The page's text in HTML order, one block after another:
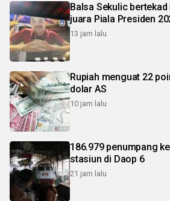
Balsa Sekulic
juara Piala Presiden
13 jam lalu
Rupiah menguat 22
dolar AS
10 jam lalu
186.979 penumpang
stasiun di Daop 6
21 jam lalu